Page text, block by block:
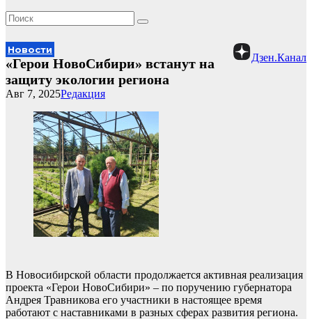
Новости
Дзен.Канал
«Герои НовоСибири» встанут на
защиту экологии региона
Редакция
Авг 7, 2025
В Новосибирской области продолжается активная реализация
проекта «Герои НовоСибири» – по поручению губернатора
Андрея Травникова его участники в настоящее время
работают с наставниками в разных сферах развития региона.